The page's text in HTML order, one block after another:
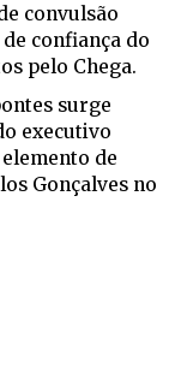
convulsão
confiança do
pelo Chega.
surge
executivo
de
Gonçalves no